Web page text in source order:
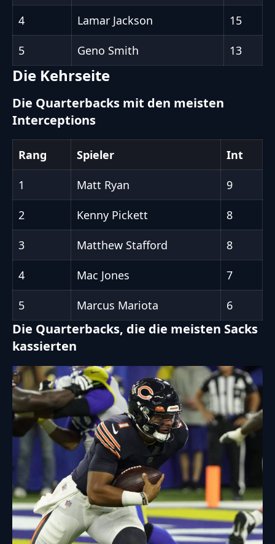
4 Lamar Jackson 15
5 Geno Smith 13
Die Kehrseite
Die Quarterbacks mit den meisten
Interceptions
Rang Spieler Int
1 Matt Ryan 9
2 Kenny Pickett 8
3 Matthew Stafford 8
4 Mac Jones 7
5 Marcus Mariota 6
Die Quarterbacks, die die meisten Sacks
kassierten